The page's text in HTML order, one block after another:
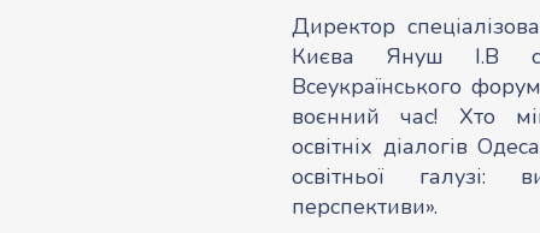
Директор
Києва Януш І.В
Всеукраїнського
воєнний час! Хто
освітніх діалогів
освітньої галузі:
перспективи».